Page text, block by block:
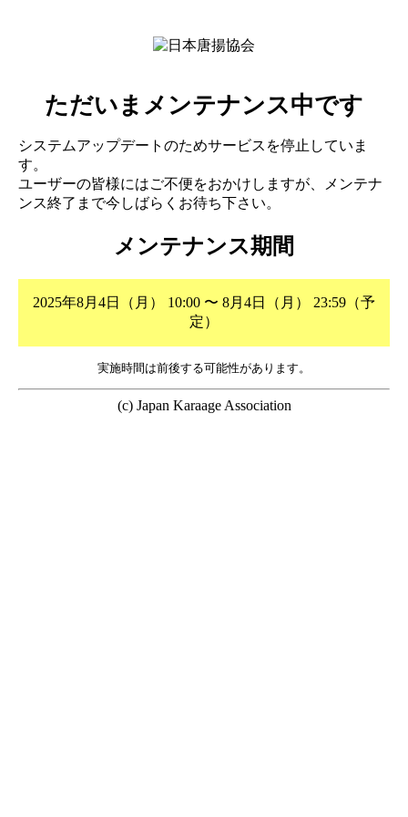
ただいまメンテナンス中です
システムアップデートのためサービスを停止していま
す。
ユーザーの皆様にはご不便をおかけしますが、メンテナ
ンス終了まで今しばらくお待ち下さい。
メンテナンス期間
2025年8月4日（月） 10:00 〜 8月4日（月） 23:59（予
定）
実施時間は前後する可能性があります。
(c) Japan Karaage Association